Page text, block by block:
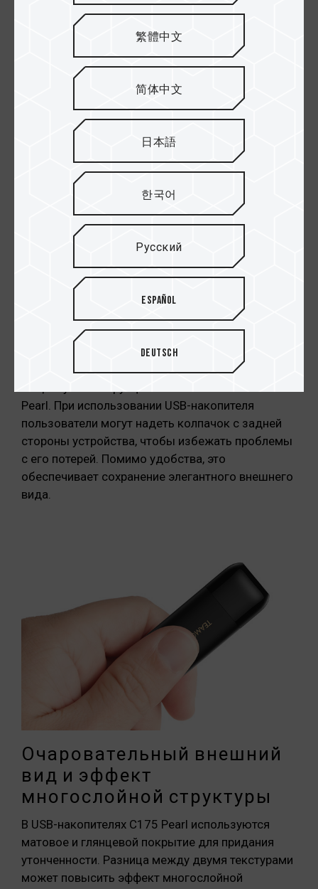
Колпачок больше не
потеряется благодаря
уникальному дизайну
После тщательного изучения отзывов
пользователей было решено добавить скрытую
Pearl. При использовании USB-накопителя
пользователи могут надеть колпачок с задней
стороны устройства, чтобы избежать проблемы
с его потерей. Помимо удобства, это
обеспечивает сохранение элегантного внешнего
вида.
Очаровательный внешний
вид и эффект
многослойной структуры
В USB-накопителях C175 Pearl используются
матовое и глянцевой покрытие для придания
утонченности. Разница между двумя текстурами
может повысить эффект многослойной
繁體中文
简体中文
日本語
한국어
Русский
Español
Deutsch